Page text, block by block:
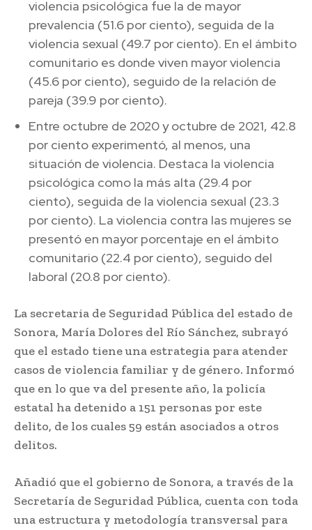
violencia psicológica fue la de mayor
prevalencia (51.6 por ciento), seguida de la
violencia sexual (49.7 por ciento). En el ámbito
comunitario es donde viven mayor violencia
(45.6 por ciento), seguido de la relación de
pareja (39.9 por ciento).
Entre octubre de 2020 y octubre de 2021, 42.8
por ciento experimentó, al menos, una
situación de violencia. Destaca la violencia
psicológica como la más alta (29.4 por
ciento), seguida de la violencia sexual (23.3
por ciento). La violencia contra las mujeres se
presentó en mayor porcentaje en el ámbito
comunitario (22.4 por ciento), seguido del
laboral (20.8 por ciento).
La secretaria de Seguridad Pública del estado de
Sonora, María Dolores del Río Sánchez, subrayó
que el estado tiene una estrategia para atender
casos de violencia familiar y de género. Informó
que en lo que va del presente año, la policía
estatal ha detenido a 151 personas por este
delito, de los cuales 59 están asociados a otros
delitos.
Añadió que el gobierno de Sonora, a través de la
Secretaría de Seguridad Pública, cuenta con toda
una estructura y metodología transversal para